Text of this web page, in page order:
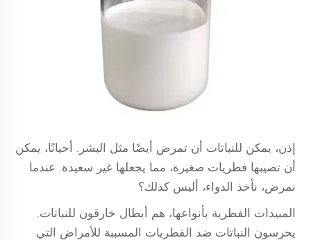
إذن، يمكن للنباتات أن تمرض أيضًا مثل البشر. أحيانًا، يمكن
أن تصيبها فطريات صغيرة، مما يجعلها غير سعيدة. عندما
نمرض، نأخذ الدواء، أليس كذلك؟
المبيدات الفطرية بأنواعها، هم أبطال خارقون للنباتات.
يحرسون النباتات ضد الفطريات المسببة للأمراض التي